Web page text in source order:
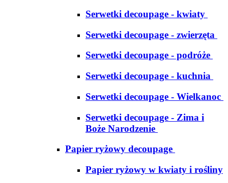
Serwetki decoupage - kwiaty
Serwetki decoupage - zwierzęta
Serwetki decoupage - podróże
Serwetki decoupage - kuchnia
Serwetki decoupage - Wielkanoc
Serwetki decoupage - Zima i
Boże Narodzenie
Papier ryżowy decoupage
Papier ryżowy w kwiaty i rośliny